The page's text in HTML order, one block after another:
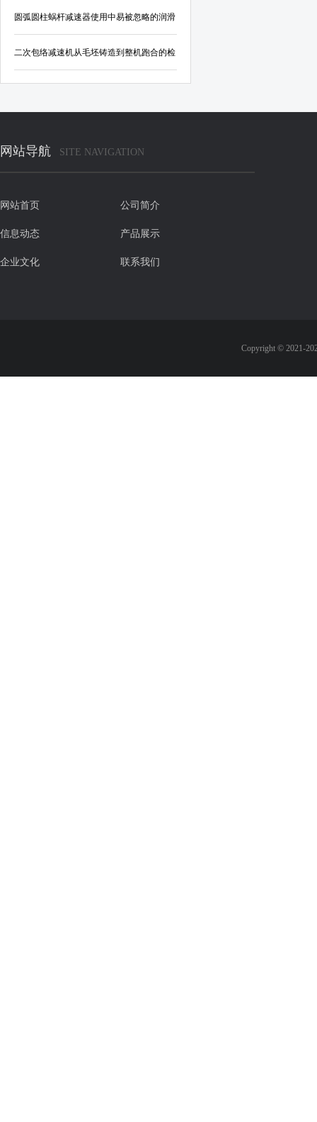
圆弧圆柱蜗杆减速器使用中易被忽略的润滑
二次包络减速机从毛坯铸造到整机跑合的检
网站导航 SITE NAVIGATION
网站首页 公司简介
信息动态 产品展示
企业文化 联系我们
Copyright © 2021-